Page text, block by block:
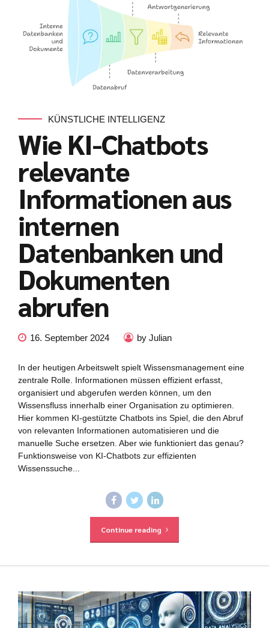
KÜNSTLICHE INTELLIGENZ
Wie KI-Chatbots
relevante
Informationen aus
internen
Datenbanken und
Dokumenten
abrufen
16. September 2024 by Julian
In der heutigen Arbeitswelt spielt Wissensmanagement eine
zentrale Rolle. Informationen müssen effizient erfasst,
organisiert und abgerufen werden können, um den
Wissensfluss innerhalb einer Organisation zu optimieren.
Hier kommen KI-gestützte Chatbots ins Spiel, die den Abruf
von relevanten Informationen automatisieren und die
manuelle Suche ersetzen. Aber wie funktioniert das genau?
Funktionsweise von KI-Chatbots zur effizienten
Wissenssuche...
Continue reading